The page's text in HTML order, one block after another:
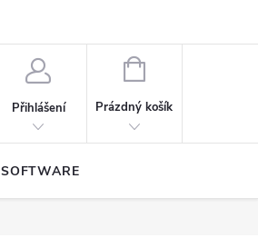
Přihlášení
NÁKUPNÍ
Prázdný košík
SOFTWARE